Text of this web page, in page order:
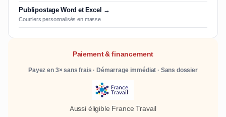
Publipostage Word et Excel →
Courriers personnalisés en masse
Paiement & financement
Payez en 3× sans frais · Démarrage immédiat · Sans dossier
Aussi éligible France Travail